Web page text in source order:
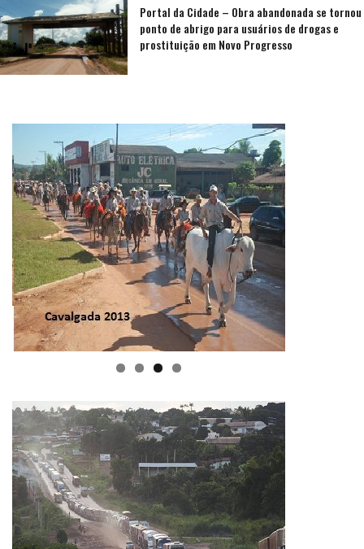
Portal da Cidade – Obra abandonada se tornou
ponto de abrigo para usuários de drogas e
prostituição em Novo Progresso